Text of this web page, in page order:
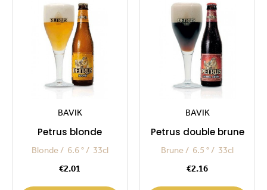
BAVIK
Petrus blonde
Blonde 6.6 ° 33cl
€2.01
BAVIK
Petrus double brune
Brune 6.5 ° 33cl
€2.16